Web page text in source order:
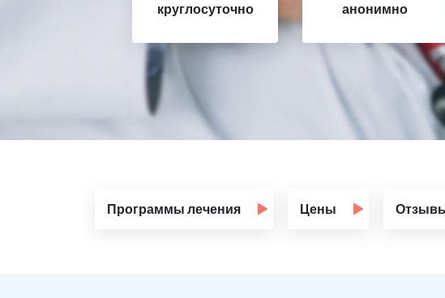
круглосуточно
анонимно
Программы лечения Цены